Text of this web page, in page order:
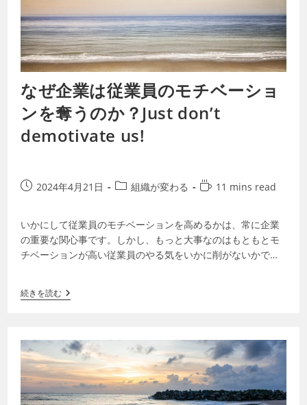
なぜ企業は従業員のモチベーショ
ンを奪うのか？Just don’t
demotivate us!
2024年4月21日 組織が変わる 11 mins read
いかにして従業員のモチベーションを高めるかは、常に企業
の重要な関心事です。しかし、もっと大事なのはもともとモ
チベーションが高い従業員のやる気をいかに削がないかで
続きを読む